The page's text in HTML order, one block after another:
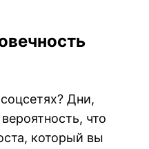
Дни,
что
который вы